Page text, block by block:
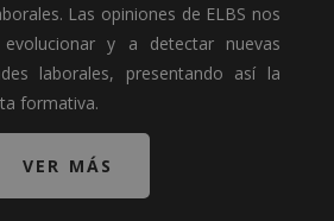
Las opiniones de ELBS nos
y a detectar nuevas
laborales, presentando así la
formativa.
VER MÁS